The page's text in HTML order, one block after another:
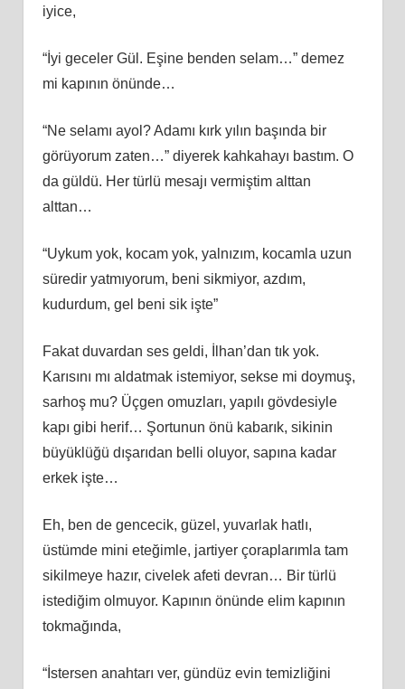
iyice,
“İyi geceler Gül. Eşine benden selam…” demez
mi kapının önünde…
“Ne selamı ayol? Adamı kırk yılın başında bir
görüyorum zaten…” diyerek kahkahayı bastım. O
da güldü. Her türlü mesajı vermiştim alttan
alttan…
“Uykum yok, kocam yok, yalnızım, kocamla uzun
süredir yatmıyorum, beni sikmiyor, azdım,
kudurdum, gel beni sik işte”
Fakat duvardan ses geldi, İlhan’dan tık yok.
Karısını mı aldatmak istemiyor, sekse mi doymuş,
sarhoş mu? Üçgen omuzları, yapılı gövdesiyle
kapı gibi herif… Şortunun önü kabarık, sikinin
büyüklüğü dışarıdan belli oluyor, sapına kadar
erkek işte…
Eh, ben de gencecik, güzel, yuvarlak hatlı,
üstümde mini eteğimle, jartiyer çoraplarımla tam
sikilmeye hazır, civelek afeti devran… Bir türlü
istediğim olmuyor. Kapının önünde elim kapının
tokmağında,
“İstersen anahtarı ver, gündüz evin temizliğini